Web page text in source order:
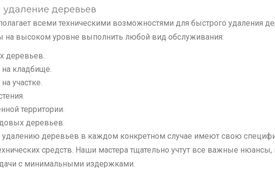
удаление деревьев
всеми техническими возможностями для быстрого удаления
на высоком уровне выполнить любой вид обслуживания:
деревьев.
кладбище.
участке.
территории.
деревьев.
удалению деревьев в каждом конкретном случае имеют свою
средств. Наши мастера тщательно учтут все важные
с минимальными издержками.